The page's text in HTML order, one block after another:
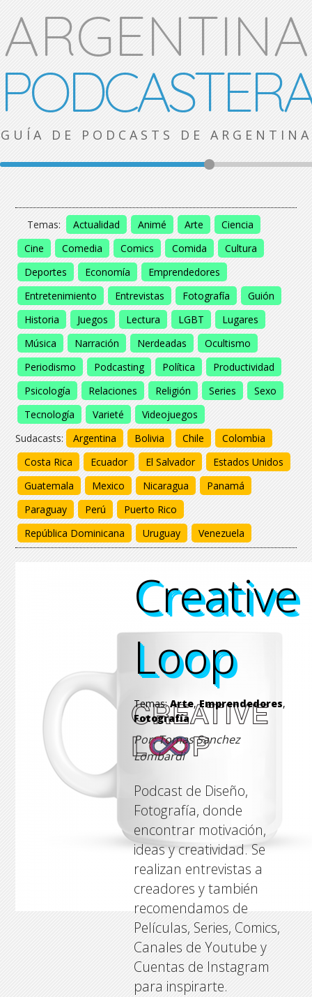
ARGENTINA
GUÍA DE PODCASTS DE ARGENTINA
Temas: Actualidad Animé Arte
Ciencia
Cine
Comedia Comics Comida
Cultura
Deportes
Economía
Emprendedores
Entretenimiento
Entrevistas Fotografía
Guión
Historia
Juegos Lectura LGBT
Lugares
Música
Narración Nerdeadas
Ocultismo
Periodismo
Podcasting Política
Productividad
Psicología
Relaciones Religión Series
Sexo
Tecnología
Varieté
Videojuegos
Sudacasts:
Argentina Bolivia Chile
Colombia
Costa Rica
Ecuador El Salvador
Estados Unidos
Guatemala
Mexico Nicaragua
Panamá
Paraguay
Perú
Puerto Rico
República Dominicana
Uruguay Venezuela
Creative
Loop
Creative
Loop
Creative
Loop
Creative
Loop
Temas:Arte,Emprendedores,
Fotografía
Por: Tomas Sanchez
Lombardi
Podcast de Diseño,
Fotografía, donde
encontrar motivación,
ideas y creatividad. Se
realizan entrevistas a
creadores y también
recomendamos de
Películas, Series, Comics,
Canales de Youtube y
Cuentas de Instagram
para inspirarte.